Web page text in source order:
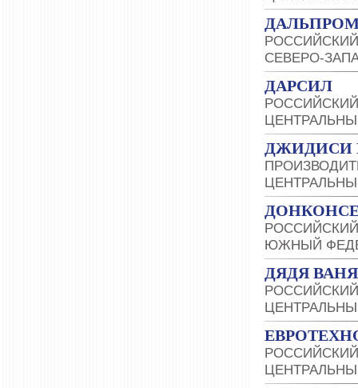
СЕВЕРО-
ДАРСИЛ
ДЖИДИСИ
ЮЖНЫЙ
ДЯДЯ